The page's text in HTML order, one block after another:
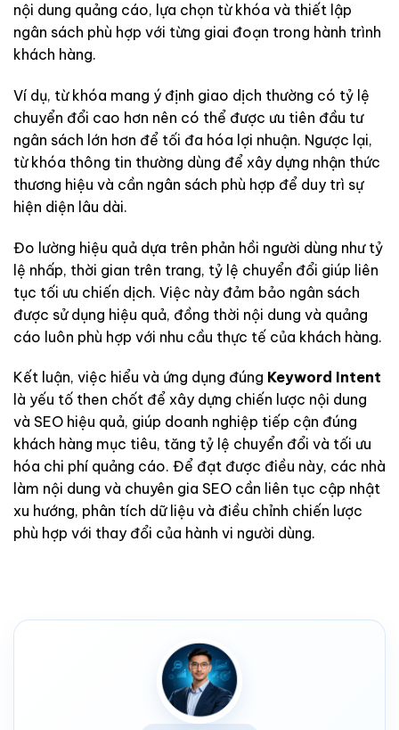
nội dung quảng cáo, lựa chọn từ khóa và thiết lập
ngân sách phù hợp với từng giai đoạn trong hành trình
khách hàng.
Ví dụ, từ khóa mang ý định giao dịch thường có tỷ lệ
chuyển đổi cao hơn nên có thể được ưu tiên đầu tư
ngân sách lớn hơn để tối đa hóa lợi nhuận. Ngược lại,
từ khóa thông tin thường dùng để xây dựng nhận thức
thương hiệu và cần ngân sách phù hợp để duy trì sự
hiện diện lâu dài.
Đo lường hiệu quả dựa trên phản hồi người dùng như tỷ
lệ nhấp, thời gian trên trang, tỷ lệ chuyển đổi giúp liên
tục tối ưu chiến dịch. Việc này đảm bảo ngân sách
được sử dụng hiệu quả, đồng thời nội dung và quảng
cáo luôn phù hợp với nhu cầu thực tế của khách hàng.
Kết luận, việc hiểu và ứng dụng đúng Keyword Intent
là yếu tố then chốt để xây dựng chiến lược nội dung
và SEO hiệu quả, giúp doanh nghiệp tiếp cận đúng
khách hàng mục tiêu, tăng tỷ lệ chuyển đổi và tối ưu
hóa chi phí quảng cáo. Để đạt được điều này, các nhà
làm nội dung và chuyên gia SEO cần liên tục cập nhật
xu hướng, phân tích dữ liệu và điều chỉnh chiến lược
phù hợp với thay đổi của hành vi người dùng.